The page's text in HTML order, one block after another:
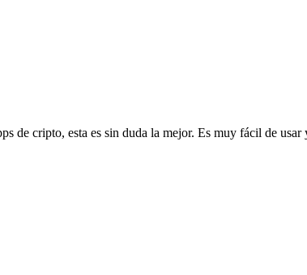
de cripto, esta es sin duda la mejor. Es muy fácil de